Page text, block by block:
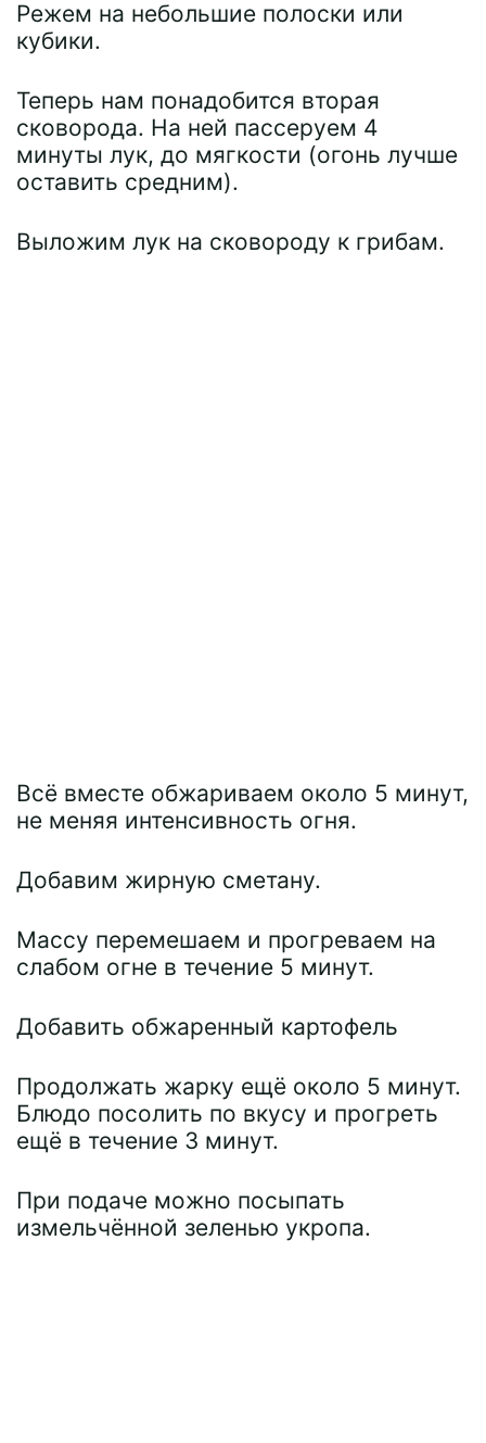
Режем на небольшие полоски или
кубики.
Теперь нам понадобится вторая
сковорода. На ней пассеруем 4
минуты лук, до мягкости (огонь лучше
оставить средним).
Выложим лук на сковороду к грибам.
Всё вместе обжариваем около 5 минут,
не меняя интенсивность огня.
Добавим жирную сметану.
Массу перемешаем и прогреваем на
слабом огне в течение 5 минут.
Добавить обжаренный картофель
Продолжать жарку ещё около 5 минут.
Блюдо посолить по вкусу и прогреть
ещё в течение 3 минут.
При подаче можно посыпать
измельчённой зеленью укропа.